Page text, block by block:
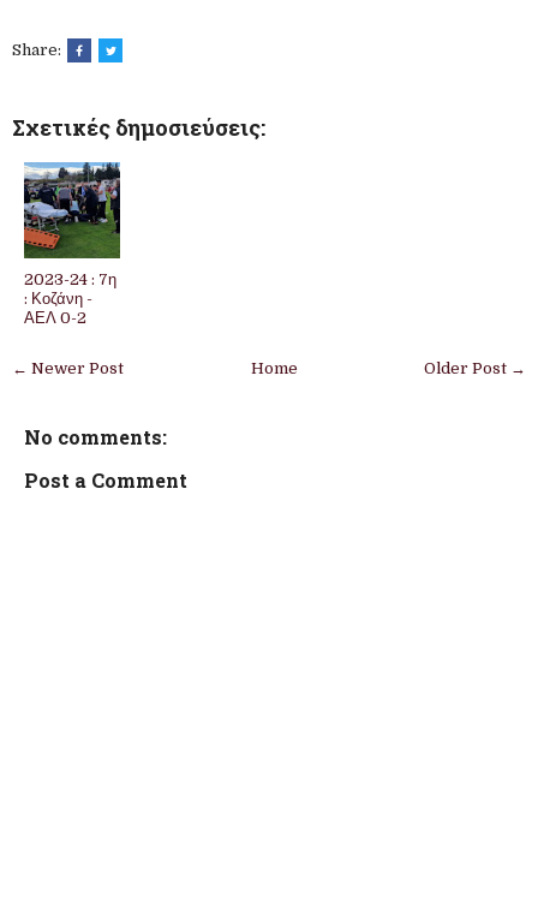
Share:
Σχετικές δημοσιεύσεις:
2023-24 : 7η
: Κοζάνη -
ΑΕΛ 0-2
← Newer Post Older Post →
Home
No comments:
Post a Comment